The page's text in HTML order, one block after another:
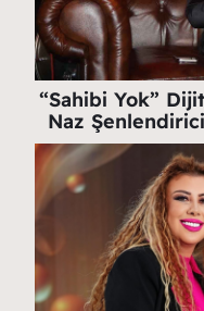
“Sahibi Yok”
Naz